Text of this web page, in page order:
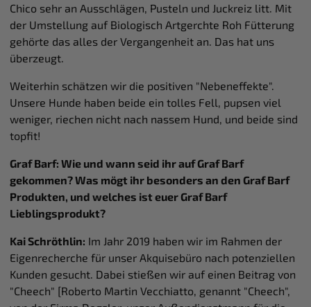
Chico sehr an Ausschlägen, Pusteln und Juckreiz litt. Mit
der Umstellung auf Biologisch Artgerchte Roh Fütterung
gehörte das alles der Vergangenheit an. Das hat uns
überzeugt.
Weiterhin schätzen wir die positiven "Nebeneffekte".
Unsere Hunde haben beide ein tolles Fell, pupsen viel
weniger, riechen nicht nach nassem Hund, und beide sind
topfit!
Graf Barf: Wie und wann seid ihr auf Graf Barf
gekommen? Was mögt ihr besonders an den Graf Barf
Produkten, und welches ist euer Graf Barf
Lieblingsprodukt?
Kai Schröthlin: Im Jahr 2019 haben wir im Rahmen der
Eigenrecherche für unser Akquisebüro nach potenziellen
Kunden gesucht. Dabei stießen wir auf einen Beitrag von
"Cheech" [Roberto Martin Vecchiatto, genannt "Cheech",